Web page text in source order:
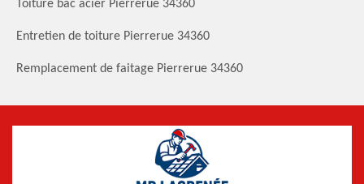
Toiture bac acier Pierrerue 34360
Entretien de toiture Pierrerue 34360
Remplacement de faitage Pierrerue 34360